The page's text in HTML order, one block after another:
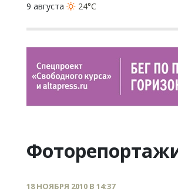
9 августа
24°C
18 НОЯБРЯ 2010 В 14:37